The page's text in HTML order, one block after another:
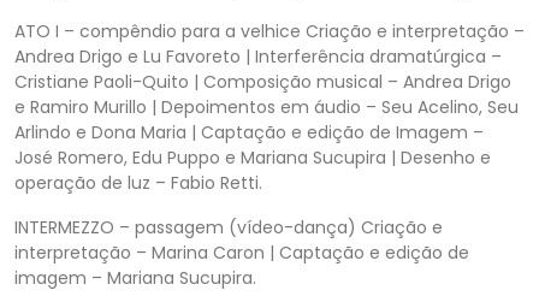
ATO I – compêndio para a velhice Criação e interpretação –
Andrea Drigo e Lu Favoreto | Interferência dramatúrgica –
Cristiane Paoli-Quito | Composição musical – Andrea Drigo
e Ramiro Murillo | Depoimentos em áudio – Seu Acelino, Seu
Arlindo e Dona Maria | Captação e edição de Imagem –
José Romero, Edu Puppo e Mariana Sucupira | Desenho e
operação de luz – Fabio Retti.
INTERMEZZO – passagem (vídeo-dança) Criação e
interpretação – Marina Caron | Captação e edição de
imagem – Mariana Sucupira.